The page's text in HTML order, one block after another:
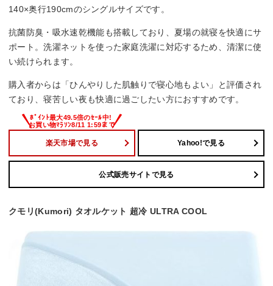
140×奥行190cmのシングルサイズです。
抗菌防臭・吸水速乾機能も搭載しており、夏場の就寝を快適にサ
ポート。洗濯ネットを使った家庭洗濯に対応するため、清潔に使
い続けられます。
購入者からは「ひんやりした肌触りで寝心地もよい」と評価され
ており、寝苦しい夜も快適に過ごしたい方におすすめです。
楽天市場で見る Yahoo!で見る
公式販売サイトで見る
クモリ(Kumori) タオルケット 超冷 ULTRA COOL